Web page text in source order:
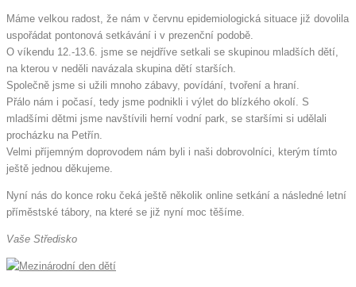
Máme velkou radost, že nám v červnu epidemiologická situace již dovolila
uspořádat pontonová setkávání i v prezenční podobě.
O víkendu 12.-13.6. jsme se nejdříve setkali se skupinou mladších dětí,
na kterou v neděli navázala skupina dětí starších.
Společně jsme si užili mnoho zábavy, povídání, tvoření a hraní.
Přálo nám i počasí, tedy jsme podnikli i výlet do blízkého okolí. S
mladšími dětmi jsme navštívili herní vodní park, se staršími si udělali
procházku na Petřín.
Velmi příjemným doprovodem nám byli i naši dobrovolníci, kterým tímto
ještě jednou děkujeme.
Nyní nás do konce roku čeká ještě několik online setkání a následné letní
příměstské tábory, na které se již nyní moc těšíme.
Vaše Středisko